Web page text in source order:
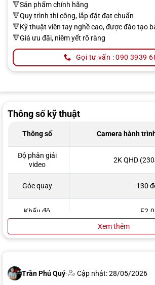
🔻Sản phẩm chính hãng
🔻Quy trình thi công, lắp đặt đạt chuẩn
🔻Kỹ thuật viên tay nghề cao, được đào tạo
🔻Giá ưu đãi, niêm yết rõ ràng
Gọi tư vấn : 090 3939
Trần Phú Quý· Cập nhật: 28/05/2026
Thông số kỹ thuật
Thông số Camera hành
Độ phân giải
video
2K QHD
Góc quay 130
Khẩu độ F2.0
Kết nối
Wi-Fi qua ứng dụng
C
Xem thêm